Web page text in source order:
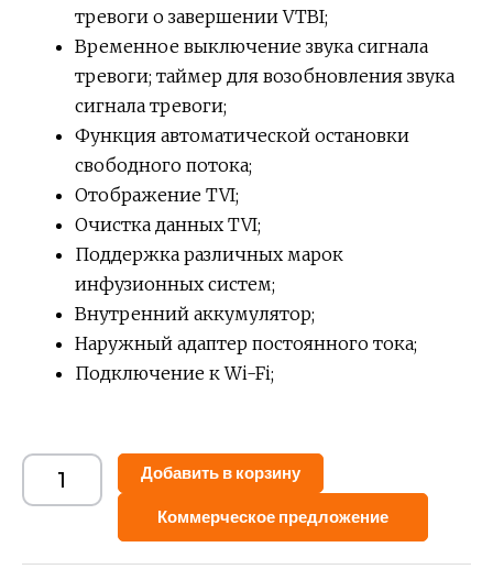
тревоги о завершении VTBI;
Временное выключение звука сигнала
тревоги; таймер для возобновления звука
сигнала тревоги;
Функция автоматической остановки
свободного потока;
Отображение TVI;
Очистка данных TVI;
Поддержка различных марок
инфузионных систем;
Внутренний аккумулятор;
Наружный адаптер постоянного тока;
Подключение к Wi-Fi;
Добавить в корзину
Коммерческое предложение